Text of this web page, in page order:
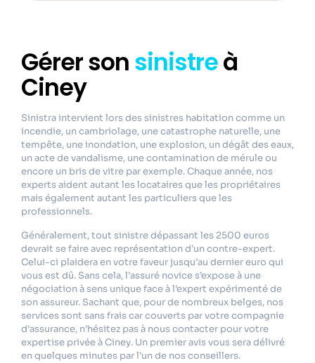
Gérer sonsinistreà
Ciney
Sinistra intervient lors des sinistres habitation comme un
incendie, un cambriolage, une catastrophe naturelle, une
tempête, une inondation, une explosion, un dégât des eaux,
un acte de vandalisme, une contamination de mérule ou
encore un bris de vitre par exemple. Chaque année, nos
experts aident autant les locataires que les propriétaires
mais également autant les particuliers que les
professionnels.
Généralement, tout sinistre dépassant les 2500 euros
devrait se faire avec représentation d’un contre-expert.
Celui-ci plaidera en votre faveur jusqu’au dernier euro qui
vous est dû. Sans cela, l’assuré novice s’expose à une
négociation à sens unique face à l’expert expérimenté de
son assureur. Sachant que, pour de nombreux belges, nos
services sont sans frais car couverts par votre compagnie
d’assurance, n’hésitez pas à nous contacter pour votre
expertise privée à Ciney. Un premier avis vous sera délivré
en quelques minutes par l’un de nos conseillers.